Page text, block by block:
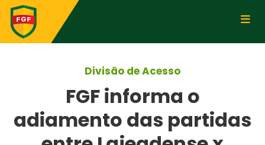
Divisão de Acesso
FGF informa o
adiamento das partidas